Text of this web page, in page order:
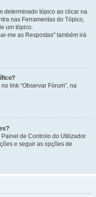
determinado tópico ao clicar na
nas Ferramentas do Tópico,
um tópico.
me as Respostas" também irá
link “Observar Fórum”, na
de Controlo do Utilizador
e seguir as opções de